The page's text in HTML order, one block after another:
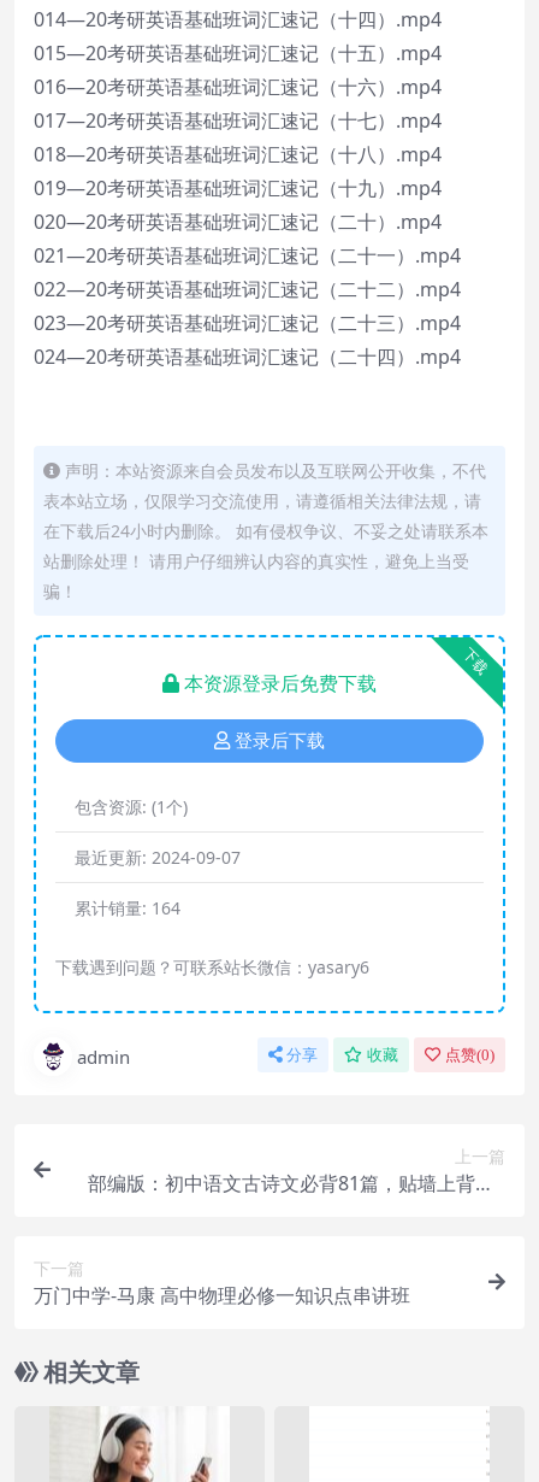
014—20考研英语基础班词汇速记（十四）.mp4
015—20考研英语基础班词汇速记（十五）.mp4
016—20考研英语基础班词汇速记（十六）.mp4
017—20考研英语基础班词汇速记（十七）.mp4
018—20考研英语基础班词汇速记（十八）.mp4
019—20考研英语基础班词汇速记（十九）.mp4
020—20考研英语基础班词汇速记（二十）.mp4
021—20考研英语基础班词汇速记（二十一）.mp4
022—20考研英语基础班词汇速记（二十二）.mp4
023—20考研英语基础班词汇速记（二十三）.mp4
024—20考研英语基础班词汇速记（二十四）.mp4
声明：本站资源来自会员发布以及互联网公开收集，不代
表本站立场，仅限学习交流使用，请遵循相关法律法规，请
在下载后24小时内删除。 如有侵权争议、不妥之处请联系本
站删除处理！ 请用户仔细辨认内容的真实性，避免上当受
骗！
下载
本资源登录后免费下载
登录后下载
包含资源: (1个)
最近更新: 2024-09-07
累计销量: 164
下载遇到问题？可联系站长微信：yasary6
admin 分享 收藏 点赞(0)
上一篇
部编版：初中语文古诗文必背81篇，贴墙上背，3
下一篇
万门中学-马康 高中物理必修一知识点串讲班
相关文章